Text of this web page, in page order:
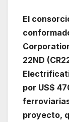
El
22ND
por US$
proyecto,